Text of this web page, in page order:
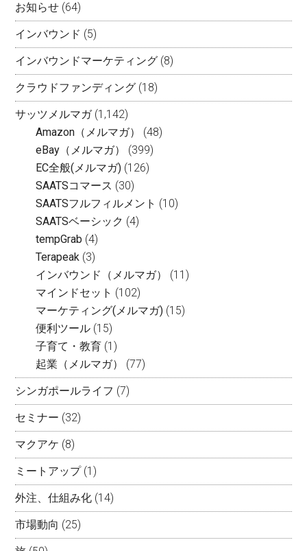
お知らせ (64)
インバウンド (5)
インバウンドマーケティング (8)
クラウドファンディング (18)
サッツメルマガ(1,142)
Amazon（メルマガ）
(48)
eBay（メルマガ）
(399)
EC全般(メルマガ) (126)
SAATSコマース (30)
SAATSフルフィルメント (10)
SAATSベーシック (4)
tempGrab (4)
Terapeak (3)
インバウンド（メルマガ）
(11)
マインドセット (102)
マーケティング(メルマガ) (15)
便利ツール (15)
子育て・教育 (1)
起業（メルマガ）
(77)
シンガポールライフ (7)
セミナー (32)
マクアケ (8)
ミートアップ(1)
外注、仕組み化 (14)
市場動向 (25)